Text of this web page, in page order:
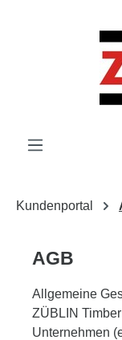
Kundenportal
AGB
Allgemeine
ZÜBLIN
Unternehmen